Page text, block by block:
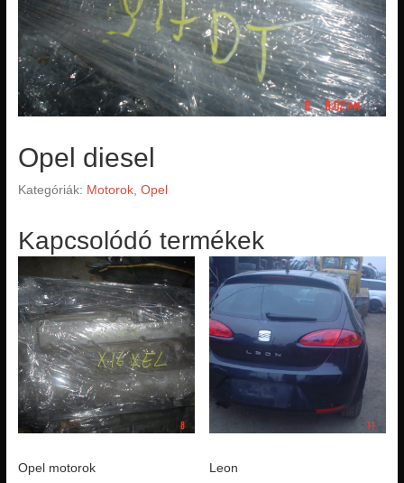
Opel diesel
Kategóriák: Motorok, Opel
Kapcsolódó termékek
Opel motorok Leon